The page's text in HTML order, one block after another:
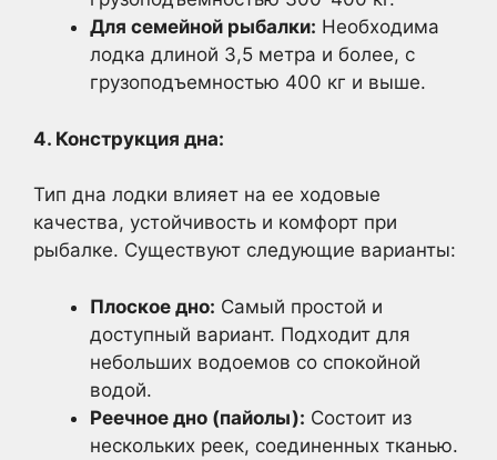
Для семейной рыбалки: Необходима
лодка длиной 3,5 метра и более, с
грузоподъемностью 400 кг и выше.
4. Конструкция дна:
Тип дна лодки влияет на ее ходовые
качества, устойчивость и комфорт при
рыбалке. Существуют следующие варианты:
Плоское дно: Самый простой и
доступный вариант. Подходит для
небольших водоемов со спокойной
водой.
Реечное дно (пайолы): Состоит из
нескольких реек, соединенных тканью.